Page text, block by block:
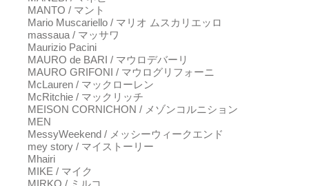
MANTO / マント
Mario Muscariello / マリオ ムスカリエッロ
massaua / マッサワ
Maurizio Pacini
MAURO de BARI / マウロデバーリ
MAURO GRIFONI / マウログリフォーニ
McLauren / マックローレン
McRitchie / マックリッチ
MEISON CORNICHON / メゾンコルニション
MEN
MessyWeekend / メッシーウィークエンド
mey story / マイストーリー
Mhairi
MIKE / マイク
MIRKO / ミルコ